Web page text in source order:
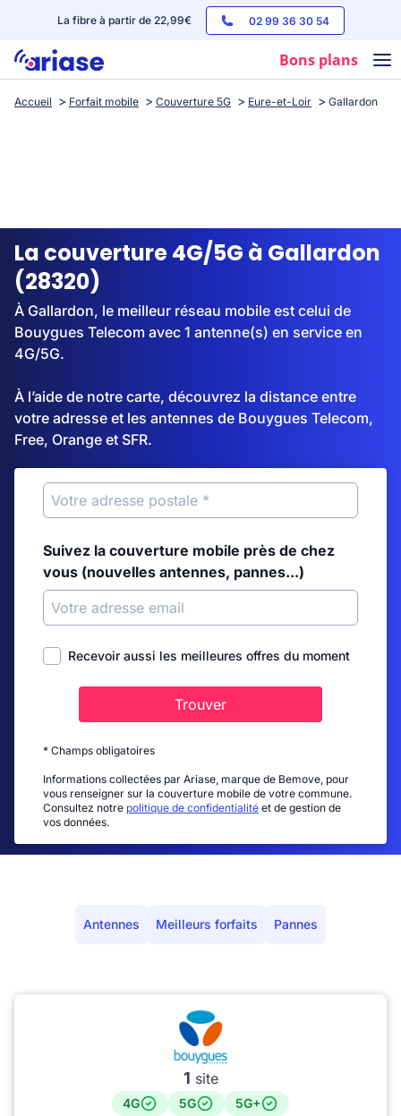
La fibre à partir de 22,99€ 02 99 36 30 54
Bons plans
Box internet
Streaming
Accueil Forfait mobile Couverture 5G Eure-et-Loir Gallardon
La couverture 4G/5G à Gallardon
(28320)
À Gallardon, le meilleur réseau mobile est celui de
Bouygues Telecom avec 1 antenne(s) en service en
4G/5G.
À l’aide de notre carte, découvrez la distance entre
votre adresse et les antennes de Bouygues Telecom,
Free, Orange et SFR.
Suivez la couverture mobile près de chez
vous (nouvelles antennes, pannes...)
Recevoir aussi les meilleures offres du moment
Trouver
* Champs obligatoires
Informations collectées par Ariase, marque de Bemove, pour
vous renseigner sur la couverture mobile de votre commune.
Consultez notre politique de confidentialité et de gestion de
vos données.
Antennes Meilleurs forfaits Pannes
1 site
4G 5G
5G+